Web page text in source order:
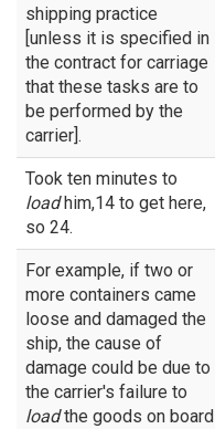
shipping practice
[unless it is specified in
the contract for carriage
that these tasks are to
be performed by the
carrier].
Took ten minutes to
loadhim,14 to get here,
so 24.
For example, if two or
more containers came
loose and damaged the
ship, the cause of
damage could be due to
the carrier's failure to
loadthe goods on board